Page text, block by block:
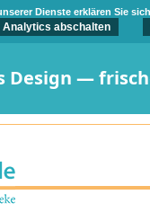
Dienste erklären Sie
Analytics abschalten
Design —